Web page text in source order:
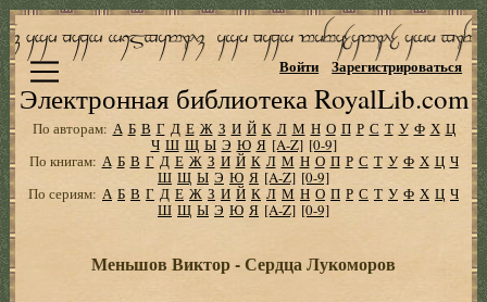
Электронная библиотека RoyalLib.com
Войти Зарегистрироваться
По авторам: А Б В Г Д Е Ж З И Й К Л М Н О П Р С Т У Ф Х Ц
Ч Ш Щ Ы Э Ю Я [A-Z] [0-9]
По книгам: А Б В Г Д Е Ж З И Й К Л М Н О П Р С Т У Ф Х Ц Ч
Ш Щ Ы Э Ю Я [A-Z] [0-9]
По сериям: А Б В Г Д Е Ж З И Й К Л М Н О П Р С Т У Ф Х Ц Ч
Ш Щ Ы Э Ю Я [A-Z] [0-9]
Меньшов Виктор - Сердца Лукоморов